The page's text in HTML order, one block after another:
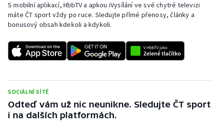
Volejbal
Ostatní
S mobilní aplikací, HbbTV a apkou iVysílání ve své chytré televizi
máte ČT sport vždy po ruce. Sledujte přímé přenosy, články a
bonusový obsah kdekoli a kdykoli.
SOCIÁLNÍ SÍTĚ
Odteď vám už nic neunikne. Sledujte ČT sport
i na dalších platformách.